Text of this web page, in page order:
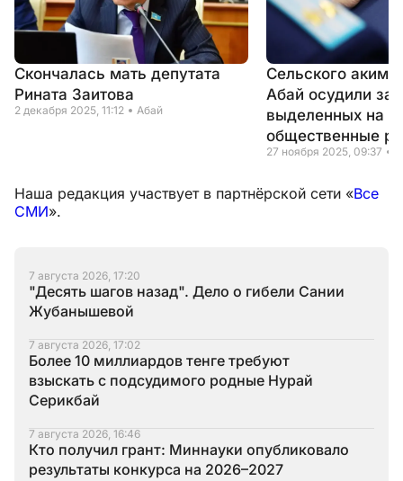
Скончалась мать депутата
Рината Заитова
2 декабря 2025, 11:12 Абай
Сельского акима
Абай осудили за
выделенных на
общественные
27 ноября 2025, 09:37
Наша редакция участвует в партнёрской сети «Все
СМИ».
7 августа 2026, 17:20
"Десять шагов назад". Дело о гибели Сании
Жубанышевой
7 августа 2026, 17:02
Более 10 миллиардов тенге требуют
взыскать с подсудимого родные Нурай
Серикбай
7 августа 2026, 16:46
Кто получил грант: Миннауки опубликовало
результаты конкурса на 2026–2027